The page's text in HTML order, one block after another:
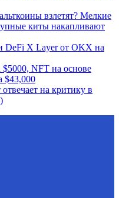
взлетят? Мелкие
киты накапливают
DeFi X Layer от OKX на
$5000, NFT на основе
$43,000
на критику в